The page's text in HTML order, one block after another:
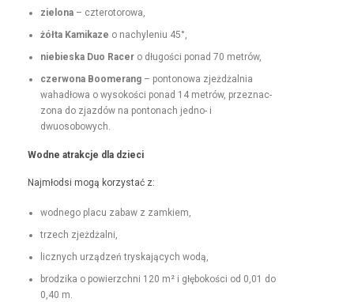
zielona– czterotorowa,
żół­ta Kamikaze o nachyle­niu 45°,
niebies­ka Duo Rac­ero dłu­goś­ci pon­ad 70 metrów,
czer­wona Boomerang– pontonowa zjeżdżal­nia
wahadłowa o wysokoś­ci pon­ad 14 metrów, przez­nac­
zona do zjazdów na pon­tonach jed­no- i
dwuosobowych.
Wodne atrakc­je dla dzieci
Najmłod­si mogą korzys­tać z:
wod­nego placu zabaw z zamkiem,
trzech zjeżdżal­ni,
licznych urządzeń tryska­ją­cych wodą,
brodzi­ka o powierzch­ni 120 m² i głębokoś­ci od 0,01 do
0,40 m.